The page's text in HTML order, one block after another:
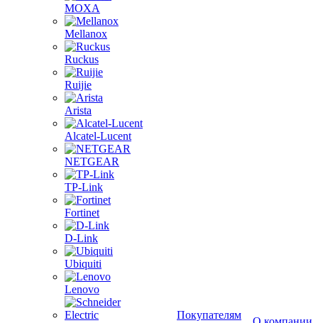
MOXA
Mellanox
Ruckus
Ruijie
Arista
Alcatel-Lucent
NETGEAR
TP-Link
Fortinet
D-Link
Ubiquiti
Lenovo
Покупателям